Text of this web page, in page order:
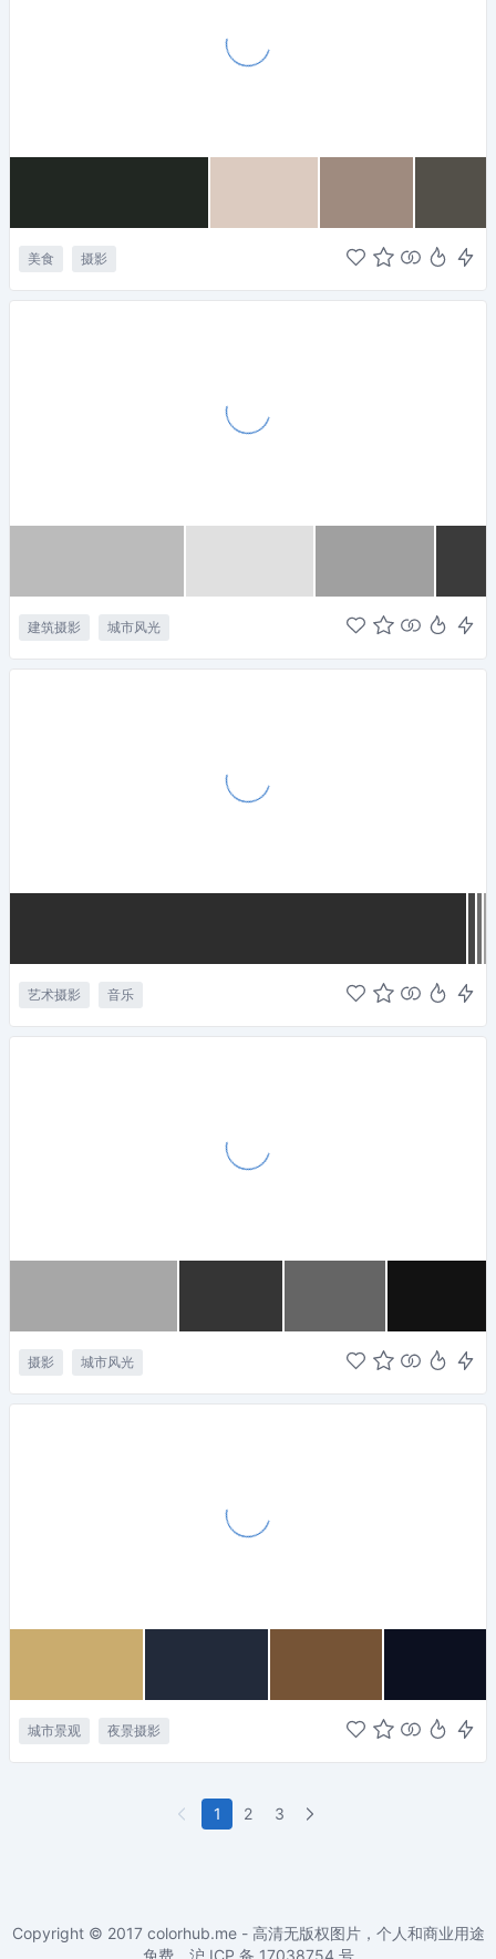
美食 摄影
建筑摄影 城市风光
艺术摄影 音乐
摄影 城市风光
城市景观 夜景摄影
1 2 3
Copyright © 2017 colorhub.me - 高清无版权图片，个人和商业用途
免费。沪 ICP 备 17038754 号